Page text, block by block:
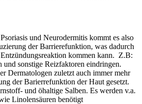
und Neurodermitis kommt es also
der Barrierefunktion, was dadurch
kommen kann. Z.B:
und sonstige Reizfaktoren eindringen.
Dermatologen zuletzt auch immer mehr
der Barierrefunktion der Haut gesetzt.
und öhaltige Salben. Es werden v.a.
Linolensäuren benötigt